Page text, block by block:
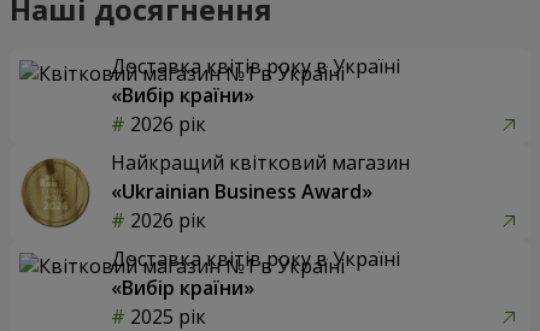
Наші досягнення
Доставка квітів року в Україні
«Вибір країни»
2026 рік
Найкращий квітковий магазин
«Ukrainian Business Award»
2026 рік
Доставка квітів року в Україні
«Вибір країни»
2025 рік